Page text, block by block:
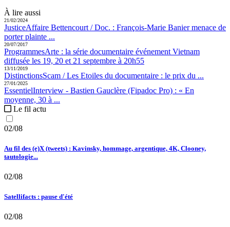
À lire aussi
21/02/2024
JusticeAffaire Bettencourt / Doc. : François-Marie Banier menace de
porter plainte ...
20/07/2017
ProgrammesArte : la série documentaire événement Vietnam
diffusée les 19, 20 et 21 septembre à 20h55
13/11/2019
DistinctionsScam / Les Etoiles du documentaire : le prix du ...
27/01/2025
EssentielInterview - Bastien Gauclère (Fipadoc Pro) : « En
moyenne, 30 à ...
Le fil actu
02/08
Au fil des (e)X (tweets) : Kavinsky, hommage, argentique, 4K, Clooney,
tautologie...
02/08
Satellifacts : pause d'été
02/08